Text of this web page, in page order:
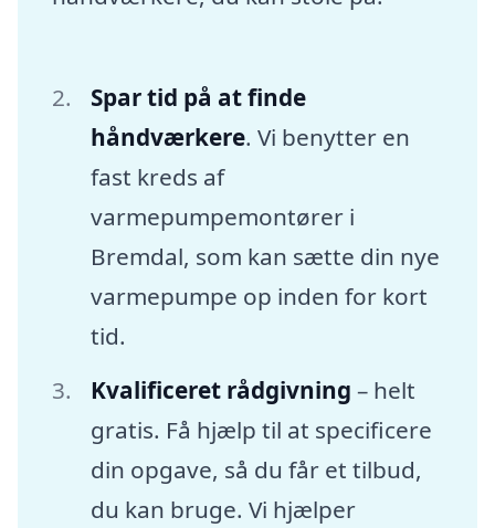
Spar tid på at finde
håndværkere. Vi benytter en
fast kreds af
varmepumpemontører i
Bremdal, som kan sætte din nye
varmepumpe op inden for kort
tid.
Kvalificeret rådgivning – helt
gratis. Få hjælp til at specificere
din opgave, så du får et tilbud,
du kan bruge. Vi hjælper